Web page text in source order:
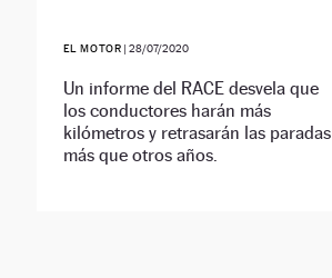
EL MOTOR |28/07/2020
Un informe del RACE desvela que
los conductores harán más
kilómetros y retrasarán las paradas
más que otros años.